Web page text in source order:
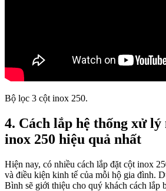
Bộ lọc 3 cột inox 250.
4. Cách lắp hệ thống xử lý
inox 250 hiệu quả nhất
Hiện nay, có nhiều cách lắp đặt cột inox
và điều kiện kinh tế của mỗi hộ gia đình.
Bình sẽ giới thiệu cho quý khách cách lắp